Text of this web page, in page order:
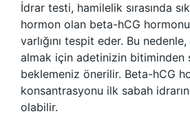
İdrar testi, hamilelik sırasında
hormon olan beta-hCG
varlığını tespit eder. Bu
almak için adetinizin bitiminden
beklemeniz önerilir. Beta-hCG
konsantrasyonu ilk sabah
olabilir.